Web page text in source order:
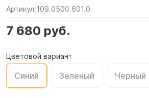
Артикул:109.0500.601.0
7 680 руб.
Цветовой вариант
Синий Зеленый Черный